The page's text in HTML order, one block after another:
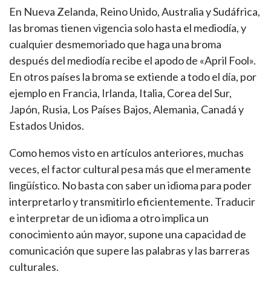
En Nueva Zelanda, Reino Unido, Australia y Sudáfrica,
las bromas tienen vigencia solo hasta el mediodía, y
cualquier desmemoriado que haga una broma
después del mediodía recibe el apodo de «April Fool».
En otros países la broma se extiende a todo el día, por
ejemplo en Francia, Irlanda, Italia, Corea del Sur,
Japón, Rusia, Los Países Bajos, Alemania, Canadá y
Estados Unidos.
Como hemos visto en artículos anteriores, muchas
veces, el factor cultural pesa más que el meramente
lingüístico. No basta con saber un idioma para poder
interpretarlo y transmitirlo eficientemente. Traducir
e interpretar de un idioma a otro implica un
conocimiento aún mayor, supone una capacidad de
comunicación que supere las palabras y las barreras
culturales.